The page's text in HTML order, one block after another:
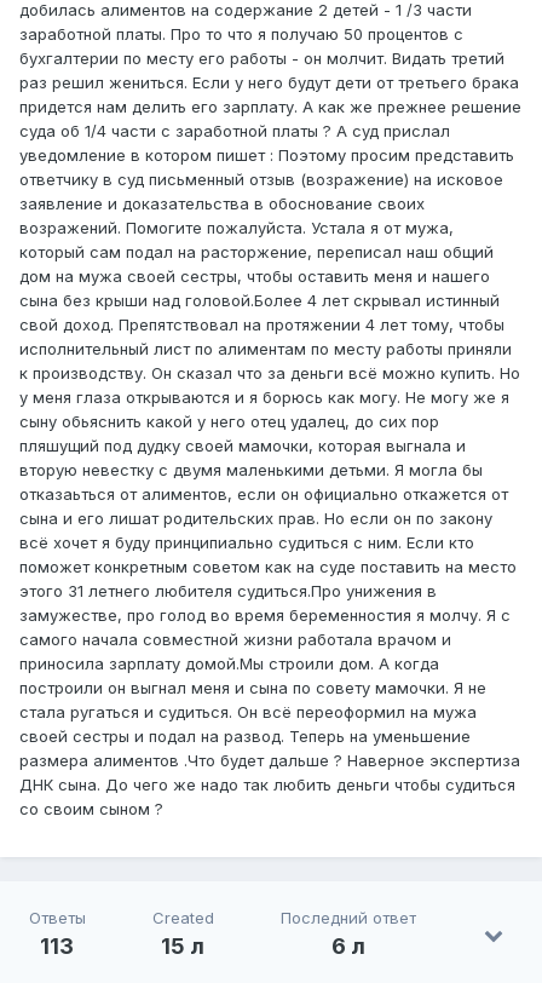
добилась алиментов на содержание 2 детей - 1 /3 части
заработной платы. Про то что я получаю 50 процентов с
бухгалтерии по месту его работы - он молчит. Видать третий
раз решил жениться. Если у него будут дети от третьего брака
придется нам делить его зарплату. А как же прежнее решение
суда об 1/4 части с заработной платы ? А суд прислал
уведомление в котором пишет : Поэтому просим представить
ответчику в суд письменный отзыв (возражение) на исковое
заявление и доказательства в обоснование своих
возражений. Помогите пожалуйста. Устала я от мужа,
который сам подал на расторжение, переписал наш общий
дом на мужа своей сестры, чтобы оставить меня и нашего
сына без крыши над головой.Более 4 лет скрывал истинный
свой доход. Препятствовал на протяжении 4 лет тому, чтобы
исполнительный лист по алиментам по месту работы приняли
к производству. Он сказал что за деньги всё можно купить. Но
у меня глаза открываются и я борюсь как могу. Не могу же я
сыну обьяснить какой у него отец удалец, до сих пор
пляшущий под дудку своей мамочки, которая выгнала и
вторую невестку с двумя маленькими детьми. Я могла бы
отказаьться от алиментов, если он официально откажется от
сына и его лишат родительских прав. Но если он по закону
всё хочет я буду принципиально судиться с ним. Если кто
поможет конкретным советом как на суде поставить на место
этого 31 летнего любителя судиться.Про унижения в
замужестве, про голод во время беременностия я молчу. Я с
самого начала совместной жизни работала врачом и
приносила зарплату домой.Мы строили дом. А когда
построили он выгнал меня и сына по совету мамочки. Я не
стала ругаться и судиться. Он всё переоформил на мужа
своей сестры и подал на развод. Теперь на уменьшение
размера алиментов .Что будет дальше ? Наверное экспертиза
ДНК сына. До чего же надо так любить деньги чтобы судиться
со своим сыном ?
Ответы
113
Created
15 л
Последний ответ
6 л